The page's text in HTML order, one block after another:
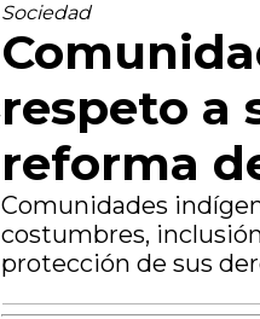
Sociedad
respeto a
reforma
Comunidades
costumbres,
protección de sus